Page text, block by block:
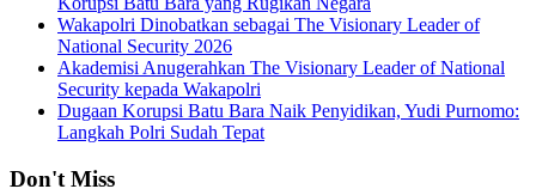
Wakapolri Dinobatkan sebagai The Visionary Leader of
National Security 2026
Akademisi Anugerahkan The Visionary Leader of National
Security kepada Wakapolri
Dugaan Korupsi Batu Bara Naik Penyidikan, Yudi Purnomo:
Langkah Polri Sudah Tepat
Don't Miss